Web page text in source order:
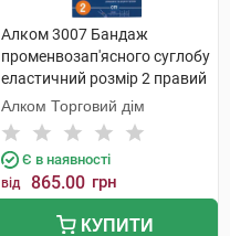
Алком 3007 Бандаж
променвозап'ясного суглобу
еластичний розмір 2 правий
1 шт
Алком Торговий дім
Є в наявності
від 865.00 грн
КУПИТИ